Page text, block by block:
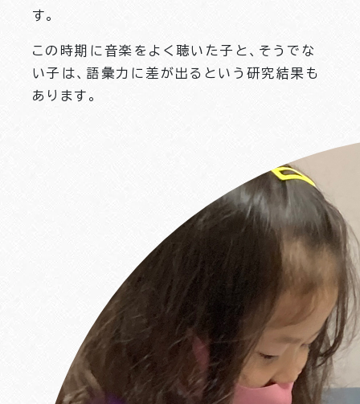
す。
この時期に音楽をよく聴いた子と、そうでな
い子は、語彙力に差が出るという研究結果も
あります。